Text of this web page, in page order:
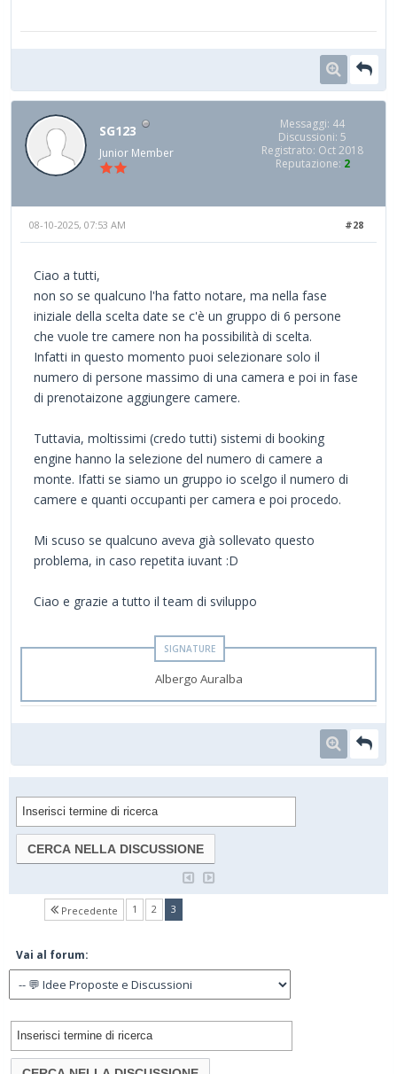
SG123
Junior Member
Messaggi: 44
Discussioni: 5
Registrato: Oct 2018
Reputazione: 2
#28
08-10-2025, 07:53 AM
Ciao a tutti,
non so se qualcuno l'ha fatto notare, ma nella fase
iniziale della scelta date se c'è un gruppo di 6 persone
che vuole tre camere non ha possibilità di scelta.
Infatti in questo momento puoi selezionare solo il
numero di persone massimo di una camera e poi in fase
di prenotaizone aggiungere camere.
Tuttavia, moltissimi (credo tutti) sistemi di booking
engine hanno la selezione del numero di camere a
monte. Ifatti se siamo un gruppo io scelgo il numero di
camere e quanti occupanti per camera e poi procedo.
Mi scuso se qualcuno aveva già sollevato questo
problema, in caso repetita iuvant :D
Ciao e grazie a tutto il team di sviluppo
Albergo Auralba
Precedente 1 2 3(current)
Vai al forum: